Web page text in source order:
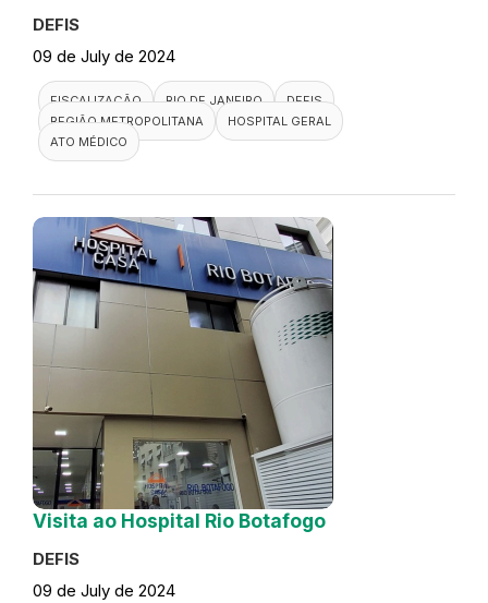
DEFIS
09 de July de 2024
FISCALIZAÇÃO RIO DE JANEIRO
DEFIS
REGIÃO METROPOLITANA
HOSPITAL GERAL
ATO MÉDICO
Visita ao Hospital Rio Botafogo
DEFIS
09 de July de 2024